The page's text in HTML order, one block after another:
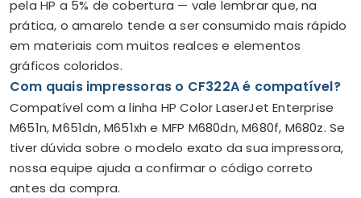
pela HP a 5% de cobertura — vale lembrar que, na
prática, o amarelo tende a ser consumido mais rápido
em materiais com muitos realces e elementos
gráficos coloridos.
Com quais impressoras o CF322A é compatível?
Compatível com a linha HP Color LaserJet Enterprise
M651n, M651dn, M651xh e MFP M680dn, M680f, M680z. Se
tiver dúvida sobre o modelo exato da sua impressora,
nossa equipe ajuda a confirmar o código correto
antes da compra.